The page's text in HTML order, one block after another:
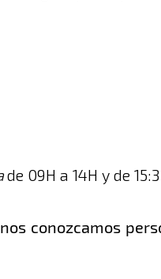
de 09H a 14H y de
conozcamos